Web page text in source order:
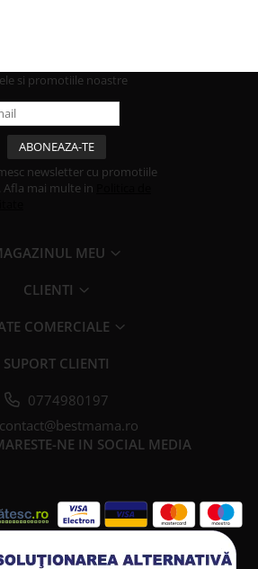
si promotiile noastre
newsletter cu promotiile
Afla mai multe in
MEU
CLIENTI
COMERCIALE
SUPORT CLIENTI
0774980197
contact@bestmama.ro
NE IN SOCIAL MEDIA